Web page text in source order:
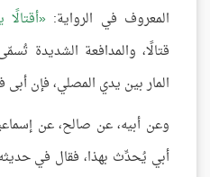
المعروف في الرواية:
قتالًا، والمدافعة الشديدة
المار بين يدي المصلي، فإن أبى
وعن أبيه، عن صالح، عن
أبي يُحدِّث بهذا، فقال في